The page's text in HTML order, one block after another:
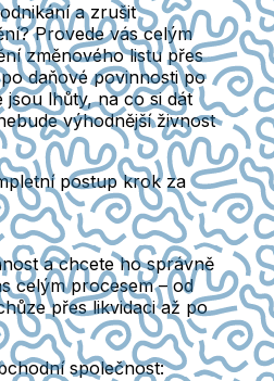
a zrušit
Provede vás celým
změnového listu přes
daňové povinnosti po
jsou lhůty, na co si dát
výhodnější živnost
postup krok za
a chcete ho správně
celým procesem – od
přes likvidaci až po
společnost: